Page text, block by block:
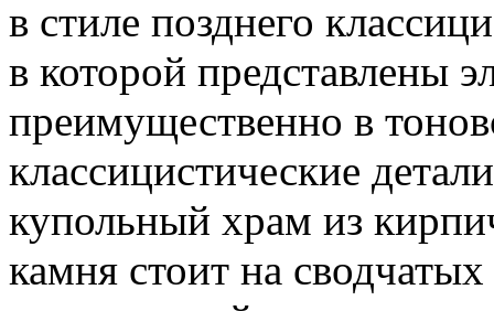
в стиле позднего
в которой представлены
преимущественно в
классицистические
купольный храм из
камня стоит на